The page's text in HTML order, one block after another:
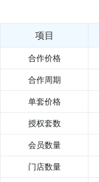
项目
合作价格
合作周期
单套价格
授权套数
会员数量
门店数量